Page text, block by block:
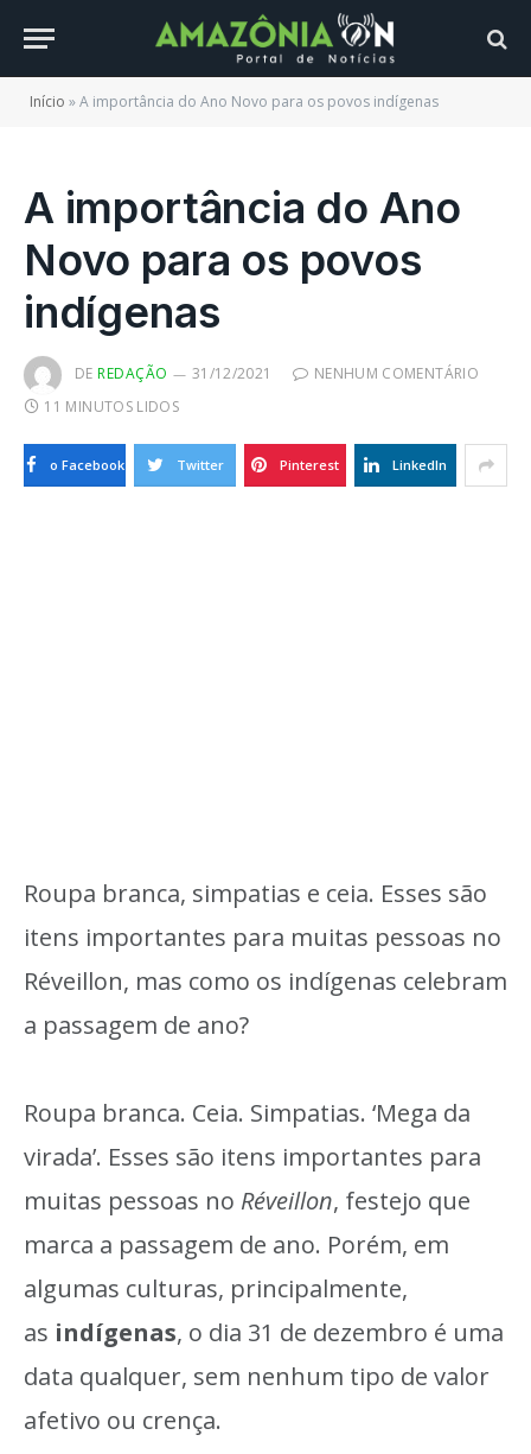
Início »A importância do Ano Novo para os povos indígenas
A importância do Ano
Novo para os povos
indígenas
DE REDAÇÃO 31/12/2021
NENHUM COMENTÁRIO
11 MINUTOS LIDOS
o Facebook Twitter Pinterest LinkedIn
Roupa branca, simpatias e ceia. Esses são
itens importantes para muitas pessoas no
Réveillon, mas como os indígenas celebram
a passagem de ano?
Roupa branca. Ceia. Simpatias. ‘Mega da
virada’. Esses são itens importantes para
muitas pessoas no Réveillon, festejo que
marca a passagem de ano. Porém, em
algumas culturas, principalmente,
as indígenas, o dia 31 de dezembro é uma
data qualquer, sem nenhum tipo de valor
afetivo ou crença.